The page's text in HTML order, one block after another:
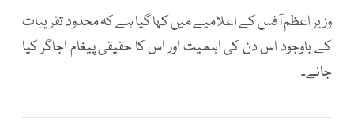
وزیر اعظم آفس کے اعلامیے میں کہا گیا ہے کہ محدود تقریبات
کے باوجود اس دن کی اہمیت اور اس کا حقیقی پیغام اجاگر کیا
جائے۔